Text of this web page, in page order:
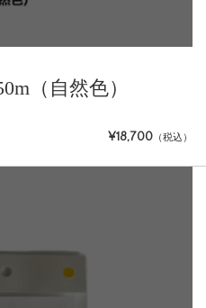
（自然色）
¥18,700 （税込）